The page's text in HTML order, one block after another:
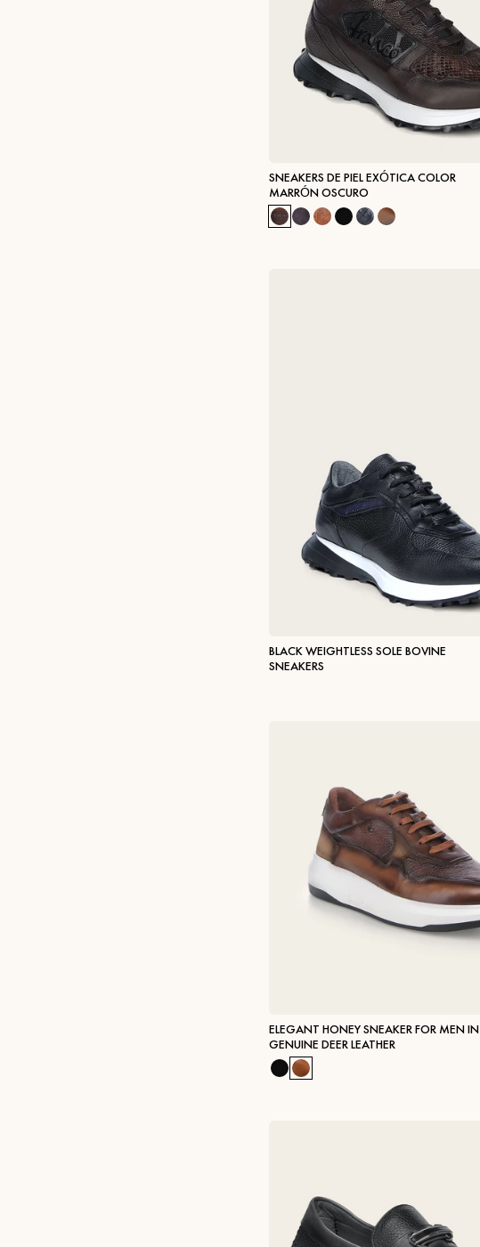
SNEAKERS DE PIEL EXÓTICA COLOR
MARRÓN OSCURO
BLACK WEIGHTLESS SOLE BOVINE
SNEAKERS
ELEGANT HONEY SNEAKER FOR MEN IN
GENUINE DEER LEATHER